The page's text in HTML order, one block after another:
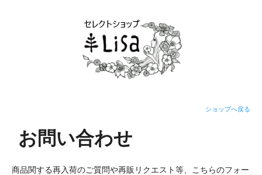
ショップへ戻る
お問い合わせ
商品関する再入荷のご質問や再販リクエスト等、こちらのフォー